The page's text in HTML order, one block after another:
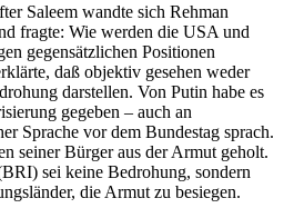
Saleem wandte sich Rehman
fragte: Wie werden die USA und
gegensätzlichen Positionen
daß objektiv gesehen weder
darstellen. Von Putin habe es
gegeben – auch an
Sprache vor dem Bundestag sprach.
seiner Bürger aus der Armut geholt.
sei keine Bedrohung, sondern
die Armut zu besiegen.